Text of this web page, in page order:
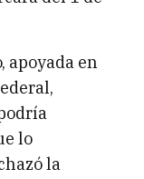
apoyada en
lo
la